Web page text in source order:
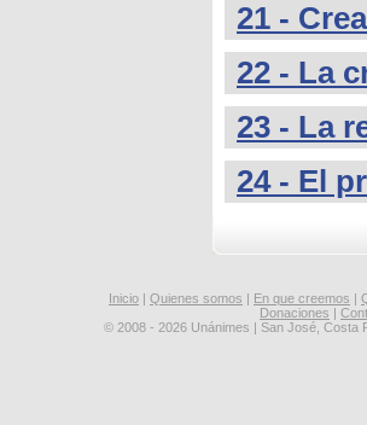
21 -
22 - La
23 - La
24 - El
Inicio | Quienes somos | En que creemos |
Donaciones |
© 2008 - 2026 Unánimes | San José, Costa